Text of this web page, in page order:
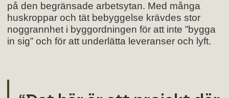
på den begränsade arbetsytan. Med många
huskroppar och tät bebyggelse krävdes stor
noggrannhet i byggordningen för att inte ”bygga
in sig” och för att underlätta leveranser och lyft.